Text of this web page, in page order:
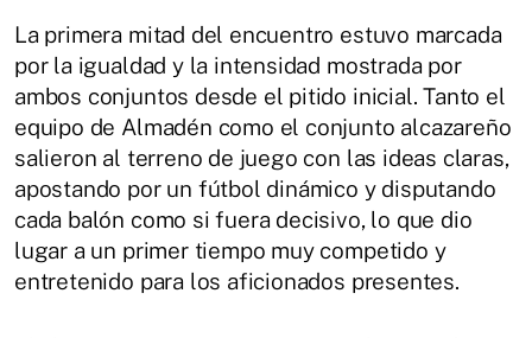
La primera mitad del encuentro estuvo marcada
por la igualdad y la intensidad mostrada por
ambos conjuntos desde el pitido inicial. Tanto el
equipo de Almadén como el conjunto alcazareño
salieron al terreno de juego con las ideas claras,
apostando por un fútbol dinámico y disputando
cada balón como si fuera decisivo, lo que dio
lugar a un primer tiempo muy competido y
entretenido para los aficionados presentes.